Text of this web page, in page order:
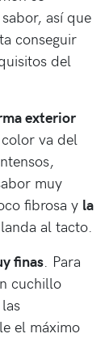
así que
conseguir
del
exterior
va del
muy
fibrosa y la
al tacto.
finas . Para
cuchillo
el máximo